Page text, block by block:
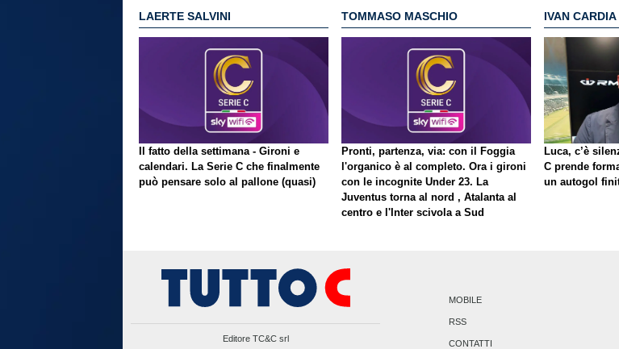
LAERTE SALVINI
Il fatto della settimana - Gironi e
calendari. La Serie C che finalmente
può pensare solo al pallone (quasi)
TOMMASO MASCHIO
Pronti, partenza, via: con il Foggia
l'organico è al completo. Ora i gironi
con le incognite Under 23. La
Juventus torna al nord , Atalanta al
centro e l'Inter scivola a Sud
IVAN CARDIA
Luca, c’è
C prende
un autogol
Editore TC&C srl
MOBILE
RSS
CONTATTI